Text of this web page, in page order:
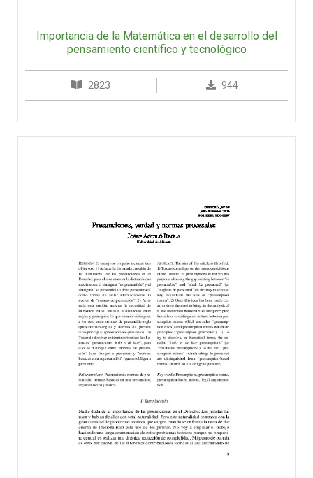
Importancia de la Matemática en el desarrollo del
pensamiento científico y tecnológico
2823 944